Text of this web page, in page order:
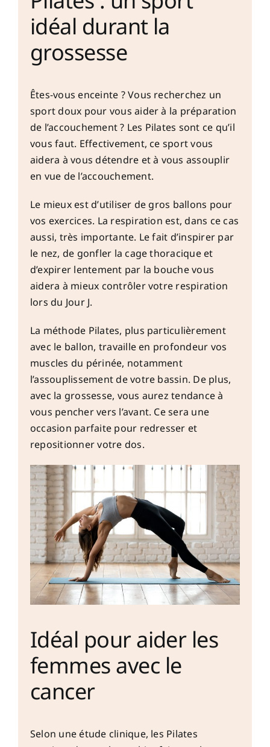
idéal durant la
grossesse
Êtes-vous enceinte ? Vous recherchez un
sport doux pour vous aider à la préparation
de l’accouchement ? Les Pilates sont ce qu’il
vous faut. Effectivement, ce sport vous
aidera à vous détendre et à vous assouplir
en vue de l’accouchement.
Le mieux est d’utiliser de gros ballons pour
vos exercices. La respiration est, dans ce cas
aussi, très importante. Le fait d’inspirer par
le nez, de gonfler la cage thoracique et
d’expirer lentement par la bouche vous
aidera à mieux contrôler votre respiration
lors du Jour J.
La méthode Pilates, plus particulièrement
avec le ballon, travaille en profondeur vos
muscles du périnée, notamment
l’assouplissement de votre bassin. De plus,
avec la grossesse, vous aurez tendance à
vous pencher vers l’avant. Ce sera une
occasion parfaite pour redresser et
repositionner votre dos.
Idéal pour aider les
femmes avec le
cancer
Selon une étude clinique, les Pilates